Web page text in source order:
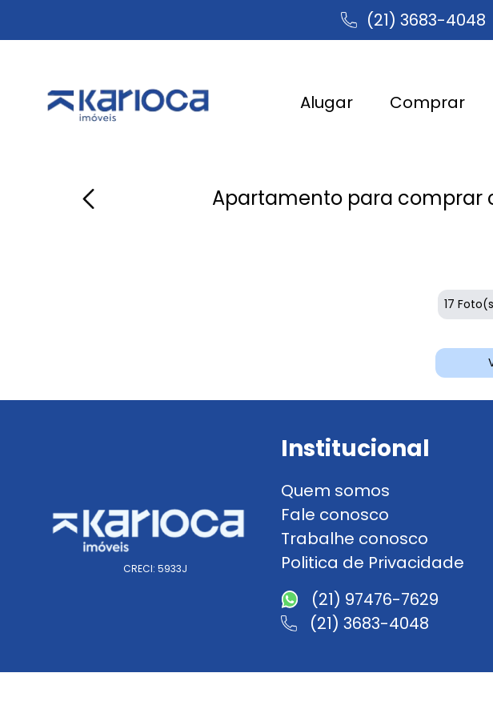
(21) 3683-4048
Alugar Comprar
Apartamento para comprar
17
CRECI: 5933J
Institucional
Quem somos
Fale conosco
Trabalhe conosco
Politica de Privacidade
(21) 97476-7629
(21) 3683-4048